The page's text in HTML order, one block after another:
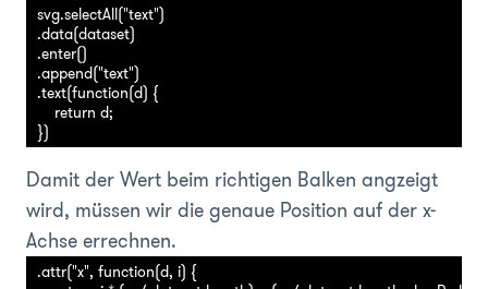
svg.selectAll("text")
.data(dataset)
.enter()
.append("text")
.text(function(d) {
    return d;
Damit der Wert beim richtigen Balken angzeigt
wird, müssen wir die genaue Position auf der x-
Achse errechnen.
.attr("x", function(d, i) {